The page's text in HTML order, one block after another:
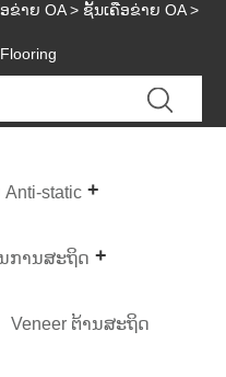
ຂ່າຍ OA> ຊັ້ນເຄືອຂ່າຍ OA>
static
ການສະຖິດ
Veneer ຕ້ານສະຖິດ